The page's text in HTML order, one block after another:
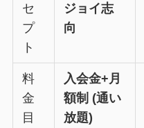
セ
プ
ト
ジョイ志
向
料
金
目
入会金+月
額制 (通い
放題)